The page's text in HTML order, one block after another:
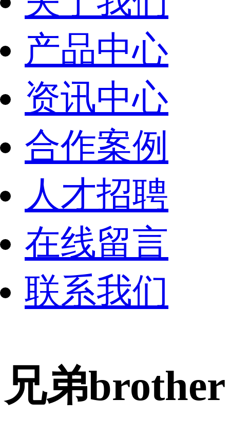
产品中心
资讯中心
合作案例
人才招聘
在线留言
联系我们
兄弟brother